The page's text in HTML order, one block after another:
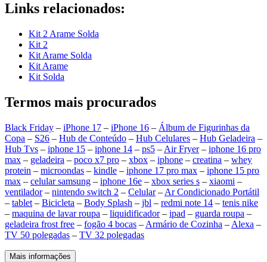
Links relacionados:
Kit 2 Arame Solda
Kit 2
Kit Arame Solda
Kit Arame
Kit Solda
Termos mais procurados
Black Friday – iPhone 17 – iPhone 16 – Álbum de Figurinhas da
Copa – S26 – Hub de Conteúdo – Hub Celulares – Hub Geladeira –
Hub Tvs – iphone 15 – iphone 14 – ps5 – Air Fryer– iphone 16 pro
max – geladeira – poco x7 pro – xbox – iphone – creatina – whey
protein – microondas – kindle – iphone 17 pro max – iphone 15 pro
max – celular samsung – iphone 16e – xbox series s – xiaomi –
ventilador– nintendo switch 2 – Celular– Ar Condicionado Portátil
– tablet – Bicicleta – Body Splash – jbl – redmi note 14 – tenis nike
– maquina de lavar roupa – liquidificador– ipad – guarda roupa –
geladeira frost free – fogão 4 bocas – Armário de Cozinha – Alexa –
TV 50 polegadas – TV 32 polegadas
Mais informações